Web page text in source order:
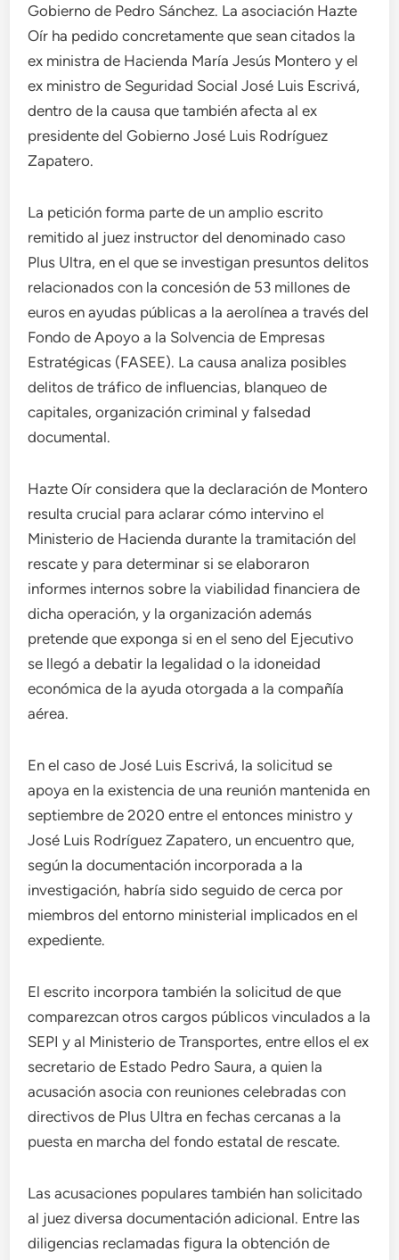
Gobierno de Pedro Sánchez. La asociación Hazte
Oír ha pedido concretamente que sean citados la
ex ministra de Hacienda María Jesús Montero y el
ex ministro de Seguridad Social José Luis Escrivá,
dentro de la causa que también afecta al ex
presidente del Gobierno José Luis Rodríguez
Zapatero.
La petición forma parte de un amplio escrito
remitido al juez instructor del denominado caso
Plus Ultra, en el que se investigan presuntos delitos
relacionados con la concesión de 53 millones de
euros en ayudas públicas a la aerolínea a través del
Fondo de Apoyo a la Solvencia de Empresas
Estratégicas (FASEE). La causa analiza posibles
delitos de tráfico de influencias, blanqueo de
capitales, organización criminal y falsedad
documental.
Hazte Oír considera que la declaración de Montero
resulta crucial para aclarar cómo intervino el
Ministerio de Hacienda durante la tramitación del
rescate y para determinar si se elaboraron
informes internos sobre la viabilidad financiera de
dicha operación, y la organización además
pretende que exponga si en el seno del Ejecutivo
se llegó a debatir la legalidad o la idoneidad
económica de la ayuda otorgada a la compañía
aérea.
En el caso de José Luis Escrivá, la solicitud se
apoya en la existencia de una reunión mantenida en
septiembre de 2020 entre el entonces ministro y
José Luis Rodríguez Zapatero, un encuentro que,
según la documentación incorporada a la
investigación, habría sido seguido de cerca por
miembros del entorno ministerial implicados en el
expediente.
El escrito incorpora también la solicitud de que
comparezcan otros cargos públicos vinculados a la
SEPI y al Ministerio de Transportes, entre ellos el ex
secretario de Estado Pedro Saura, a quien la
acusación asocia con reuniones celebradas con
directivos de Plus Ultra en fechas cercanas a la
puesta en marcha del fondo estatal de rescate.
Las acusaciones populares también han solicitado
al juez diversa documentación adicional. Entre las
diligencias reclamadas figura la obtención de